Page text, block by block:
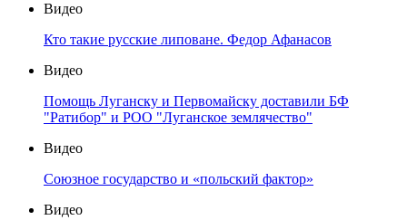
Видео
Кто такие русские липоване. Федор Афанасов
Видео
Помощь Луганску и Первомайску доставили БФ
"Ратибор" и РОО "Луганское землячество"
Видео
Союзное государство и «польский фактор»
Видео